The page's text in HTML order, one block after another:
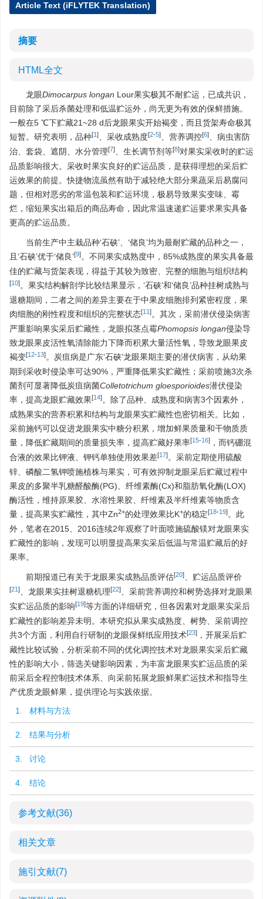
Article Text (iFLYTEK Translation)
摘要
HTML全文
龙眼Dimocarpus longan Lour果实极其不耐贮运，已成共识，
目前除了采后杀菌处理和低温贮运外，尚无更为有效的保鲜措施。
一般在5 ℃下贮藏21~28 d后龙眼果实开始褐变，而且货架寿命极其
短暂。研究表明，品种[1] 、采收成熟度[2-5] 、营养调控[6]
、病虫害防
治、套袋、遮阴、水分管理[7] 、生长调节剂等[8]对果实采收时的贮运
品质影响很大。采收时果实良好的贮运品质，是获得理想的采后贮
运效果的前提。快捷物流虽然有助于减轻绝大部分果蔬采后易腐问
题，但相对恶劣的常温包装和贮运环境，极易导致果实变味、霉
烂，缩短果实出箱后的商品寿命，因此常温速递贮运要求果实具备
更高的贮运品质。
当前生产中主栽品种‘石硖’、‘储良’均为最耐贮藏的品种之一，
且‘石硖’优于‘储良’[9]。不同果实成熟度中，85%成熟度的果实具备最
佳的贮藏与货架表现，得益于其较为致密、完整的细胞与组织结构
[10]。果实结构解剖学比较结果显示，‘石硖’和‘储良’品种挂树成熟与
退糖期间，二者之间的差异主要在于中果皮细胞排列紧密程度，果
肉细胞的刚性程度和组织的完整状态[11]。其次，采前潜伏侵染病害
严重影响果实采后贮藏性，龙眼拟茎点霉Phomopsis longan侵染导
致龙眼果皮活性氧清除能力下降而积累大量活性氧，导致龙眼果皮
褐变[12-13]。炭疽病是广东‘石硖’龙眼果期主要的潜伏病害，从幼果
期到采收时侵染率可达90%，严重降低果实贮藏性；采前喷施3次杀
菌剂可显著降低炭疽病菌Colletotrichum gloesporioides潜伏侵染
率，提高龙眼贮藏效果[14]。除了品种、成熟度和病害3个因素外，
成熟果实的营养积累和结构与龙眼果实贮藏性也密切相关。比如，
采前施钙可以促进龙眼果实中糖分积累，增加鲜果质量和干物质质
量，降低贮藏期间的质量损失率，提高贮藏好果率[15-16] ，而钙硼混
合液的效果比钾液、钾钙单独使用效果差[17]。采前定期使用硫酸
锌、磷酸二氢钾喷施植株与果实，可有效抑制龙眼采后贮藏过程中
果皮的多聚半乳糖醛酸酶(PG)、纤维素酶(Cx)和脂肪氧化酶(LOX)
酶活性，维持原果胶、水溶性果胶、纤维素及半纤维素等物质含
量，提高果实贮藏性，其中Zn2+的处理效果比K+的稳定[18-19]。此
外，笔者在2015、2016连续2年观察了叶面喷施硫酸镁对龙眼果实
贮藏性的影响，发现可以明显提高果实采后低温与常温贮藏后的好
果率。
前期报道已有关于龙眼果实成熟品质评估[20] 、贮运品质评价
[21] 、龙眼果实挂树退糖机理[22]
、采前营养调控和树势选择对龙眼果
实贮运品质的影响[19]等方面的详细研究，但各因素对龙眼果实采后
贮藏性的影响差异未明。本研究拟从果实成熟度、树势、采前调控
共3个方面，利用自行研制的龙眼保鲜纸应用技术[23] ，开展采后贮
藏性比较试验，分析采前不同的优化调控技术对龙眼果实采后贮藏
性的影响大小，筛选关键影响因素，为丰富龙眼果实贮运品质的采
前采后全程控制技术体系、向采前拓展龙眼鲜果贮运技术和指导生
产优质龙眼鲜果，提供理论与实践依据。
1. 材料与方法
2. 结果与分析
3. 讨论
4. 结论
参考文献(36)
相关文章
施引文献(7)